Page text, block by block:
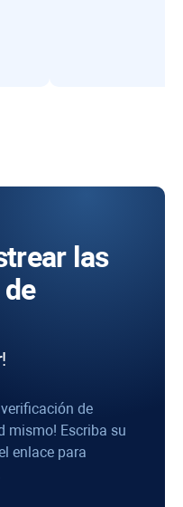
las
de
mismo! Escriba su
enlace para